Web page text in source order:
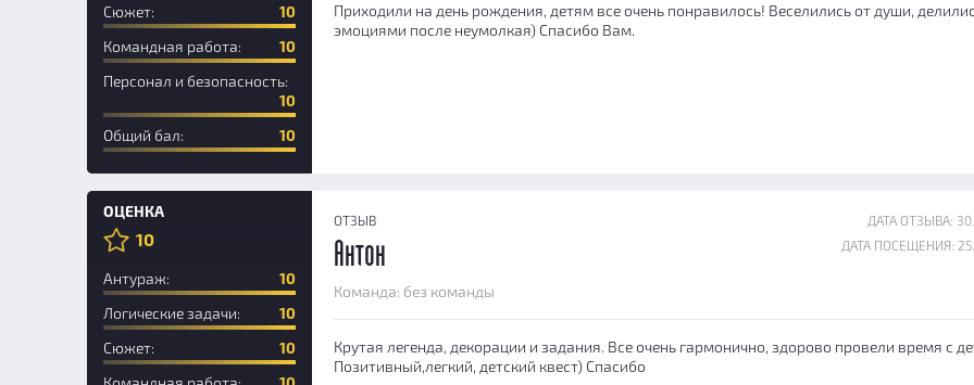
Сюжет:
10
Командная работа:
10
Персонал и безопасность:
10
Общий бал:
10
Приходили на день рождения, детям все очень понравилось! Веселились от души,
эмоциями после неумолкая) Спасибо Вам.
ОЦЕНКА
10
Антураж:
10
Логические задачи:
10
Сюжет:
10
ОТЗЫВ
ДАТА ОТЗЫВА:
ДАТА ПОСЕЩЕНИЯ:
Антон
Команда: без команды
Крутая легенда, декорации и задания. Все очень гармонично, здорово провели время с
Позитивный,легкий, детский квест) Спасибо